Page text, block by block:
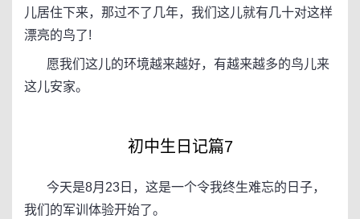
儿居住下来，那过不了几年，我们这儿就有几十对这样
漂亮的鸟了!
愿我们这儿的环境越来越好，有越来越多的鸟儿来
这儿安家。
初中生日记篇7
今天是8月23日，这是一个令我终生难忘的日子，
我们的军训体验开始了。